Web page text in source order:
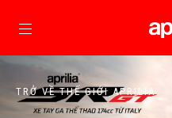
TRỞ VỀ THẾ GIỚI APRILIA